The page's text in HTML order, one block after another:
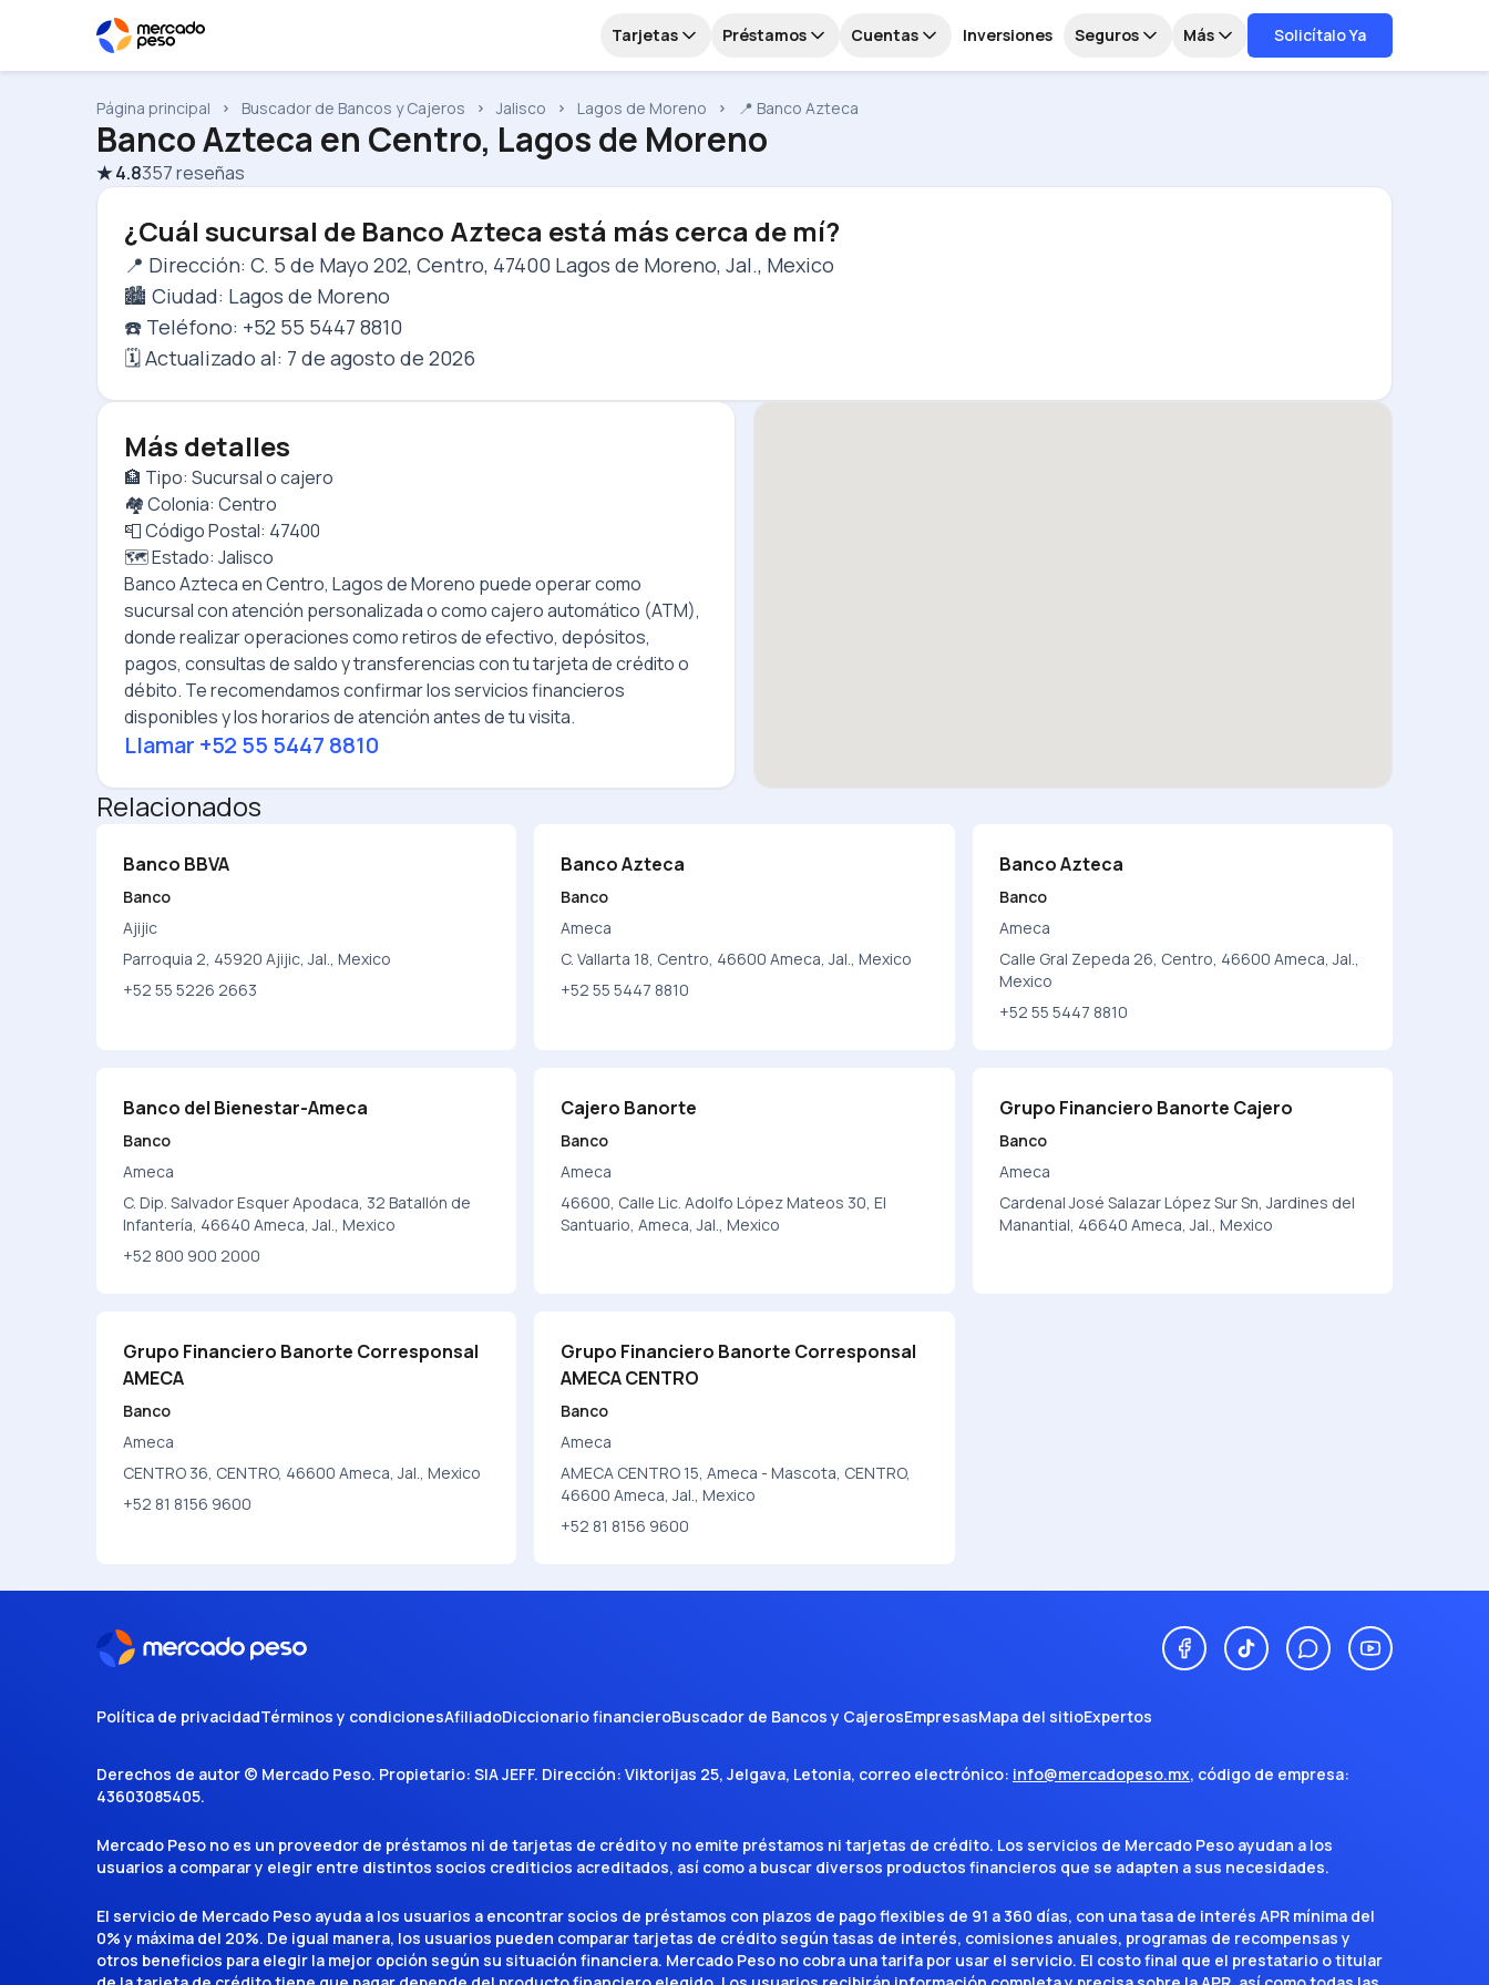
Tarjetas Préstamos Cuentas Inversiones Seguros Más Solicítalo Ya
Página principal Buscador de Bancos y Cajeros Jalisco Lagos de Moreno 📍 Banco Azteca
Banco Azteca en Centro, Lagos de Moreno
★4.8357reseñas
¿Cuál sucursal de Banco Azteca está más cerca de mí?
📍 Dirección: C. 5 de Mayo 202, Centro, 47400 Lagos de Moreno, Jal., Mexico
🏙️ Ciudad: Lagos de Moreno
☎️ Teléfono: +52 55 5447 8810
🗓️ Actualizado al: 7 de agosto de 2026
Más detalles
🏦 Tipo: Sucursal o cajero
🏘️ Colonia: Centro
📮 Código Postal: 47400
🗺️ Estado: Jalisco
Banco AztecaenCentro, Lagos de Moreno puede operar como
sucursal con atención personalizada o como cajero automático (ATM),
donde realizar operaciones como retiros de efectivo, depósitos,
pagos, consultas de saldo y transferencias con tu tarjeta de crédito o
débito. Te recomendamos confirmar los servicios financieros
disponibles y los horarios de atención antes de tu visita.
Llamar +52 55 5447 8810
Relacionados
Banco BBVA
Banco
Ajijic
Parroquia 2, 45920 Ajijic, Jal., Mexico
+52 55 5226 2663
Banco Azteca
Banco
Ameca
C. Vallarta 18, Centro, 46600 Ameca, Jal., Mexico
+52 55 5447 8810
Banco Azteca
Banco
Ameca
Calle Gral Zepeda 26, Centro, 46600 Ameca, Jal.,
Mexico
+52 55 5447 8810
Banco del Bienestar-Ameca
Banco
Ameca
C. Dip. Salvador Esquer Apodaca, 32 Batallón de
Infantería, 46640 Ameca, Jal., Mexico
+52 800 900 2000
Cajero Banorte
Banco
Ameca
46600, Calle Lic. Adolfo López Mateos 30, El
Santuario, Ameca, Jal., Mexico
Grupo Financiero Banorte Cajero
Banco
Ameca
Cardenal José Salazar López Sur Sn, Jardines del
Manantial, 46640 Ameca, Jal., Mexico
Grupo Financiero Banorte Corresponsal
AMECA
Banco
Ameca
CENTRO 36, CENTRO, 46600 Ameca, Jal., Mexico
+52 81 8156 9600
Grupo Financiero Banorte Corresponsal
AMECA CENTRO
Banco
Ameca
AMECA CENTRO 15, Ameca - Mascota, CENTRO,
46600 Ameca, Jal., Mexico
+52 81 8156 9600
Política de privacidadTérminos y condicionesAfiliadoDiccionario financieroBuscador de Bancos y CajerosEmpresasMapa del sitioExpertos
Derechos de autor © Mercado Peso. Propietario: SIA JEFF. Dirección: Viktorijas 25, Jelgava, Letonia, correo electrónico: info@mercadopeso.mx, código de empresa:
43603085405.
Mercado Peso no es un proveedor de préstamos ni de tarjetas de crédito y no emite préstamos ni tarjetas de crédito. Los servicios de Mercado Peso ayudan a los
usuarios a comparar y elegir entre distintos socios crediticios acreditados, así como a buscar diversos productos financieros que se adapten a sus necesidades.
El servicio de Mercado Peso ayuda a los usuarios a encontrar socios de préstamos con plazos de pago flexibles de 91 a 360 días, con una tasa de interés APR mínima del
0% y máxima del 20%. De igual manera, los usuarios pueden comparar tarjetas de crédito según tasas de interés, comisiones anuales, programas de recompensas y
otros beneficios para elegir la mejor opción según su situación financiera. Mercado Peso no cobra una tarifa por usar el servicio. El costo final que el prestatario o titular